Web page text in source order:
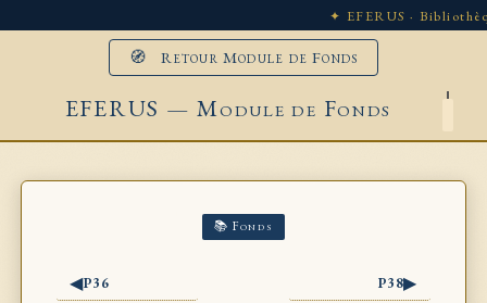
✦ EFERUS ·
🧭 Retour Module de Fonds
EFERUS — Module de Fonds
📚 Fonds
◀P36 P38▶